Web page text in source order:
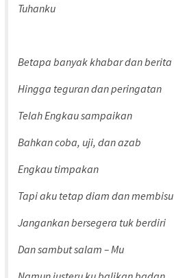
Tuhanku
Betapa banyak khabar dan berita
Hingga teguran dan peringatan
Telah Engkau sampaikan
Bahkan coba, uji, dan azab
Engkau timpakan
Tapi aku tetap diam dan membisu
Jangankan bersegera tuk berdiri
Dan sambut salam – Mu